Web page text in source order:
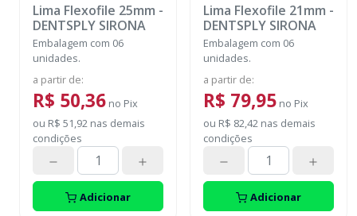
Lima Flexofile 25mm -
DENTSPLY SIRONA
Embalagem com 06
unidades.
a partir de:
R$ 50,36 no Pix
ou R$ 51,92 nas demais
condições
Adicionar
Lima Flexofile 21mm -
DENTSPLY SIRONA
Embalagem com 06
unidades.
a partir de:
R$ 79,95 no Pix
ou R$ 82,42 nas demais
condições
Adicionar